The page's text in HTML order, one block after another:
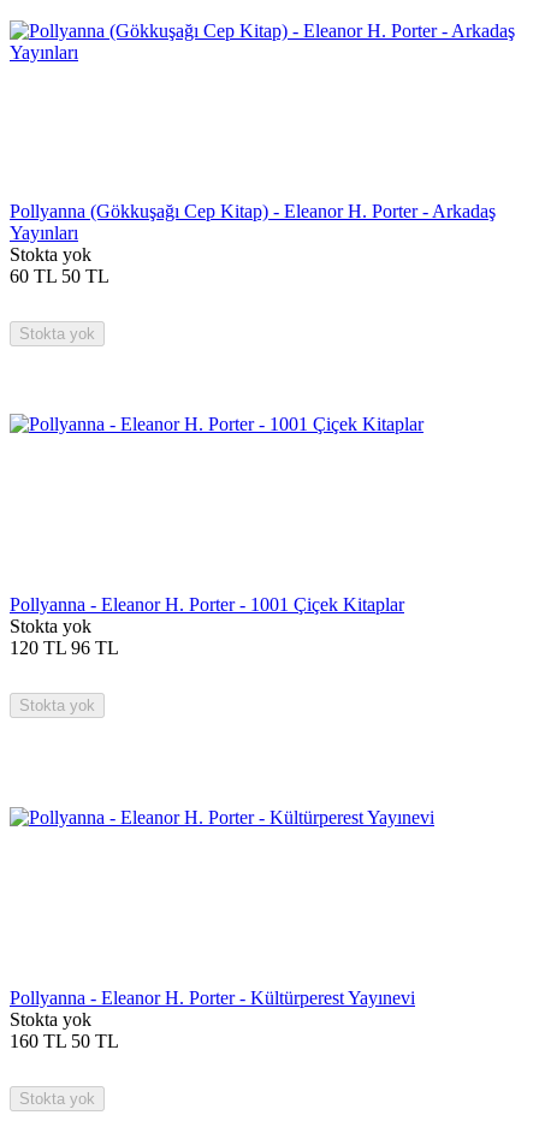
Pollyanna (Gökkuşağı Cep Kitap) - Eleanor H. Porter - Arkadaş
Yayınları
Stokta yok
60 TL 50 TL
Stokta yok
Pollyanna - Eleanor H. Porter - 1001 Çiçek Kitaplar
Stokta yok
120 TL 96 TL
Stokta yok
Pollyanna - Eleanor H. Porter - Kültürperest Yayınevi
Stokta yok
160 TL 50 TL
Stokta yok